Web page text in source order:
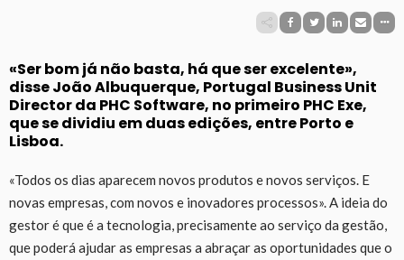
«Ser bom já não basta, há que ser excelente»,
disse João Albuquerque, Portugal Business Unit
Director da PHC Software, no primeiro PHC Exe,
que se dividiu em duas edições, entre Porto e
Lisboa.
«Todos os dias aparecem novos produtos e novos serviços. E
novas empresas, com novos e inovadores processos». A ideia do
gestor é que é a tecnologia, precisamente ao serviço da gestão,
que poderá ajudar as empresas a abraçar as oportunidades que o